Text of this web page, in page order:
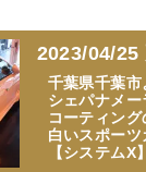
2023/04/25
千葉県千葉市
シェパナメー
コーティング
白いスポーツ
【システムX】